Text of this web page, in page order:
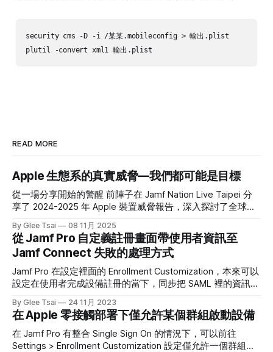
security cms -D -i /某某.mobileconfig > 輸出.plist
plutil -convert xml1 輸出.plist
READ MORE
Apple 生態系的真實威脅—我們都可能是目標
從一場分享開始的警醒 前陣子在 Jamf Nation Live Taipei 分
享了 2024-2025 年 Apple 裝置威脅報告，深入探討了全球
有一種根深蒂固的信心—拿著 Mac 或 iPhone，就像拿到了數
位世界的「免死金牌」。說實話，Apple 在軟硬體整合上的安
全設計確實領先業界，這不是誇大其詞。但也正因為這份信
心，我開始想更深入地了解真實情況。 從 Jamf Security 360
報告開始，我觀察了全球情報機構（如 Citizen Lab、Google
TAG、Kaspersky）揭露的真實案例。那時我才意識到一個有
點殘酷的事實，也正好對應了同事最常對我說的那句話：
Apple 設備並非堅不可摧，使用者自身往往才是最大的弱點。
為什麼 Apple
By Glee Tsai 08 11月 2025
從 Jamf Pro 自定義註冊畫面帶使用者資訊至
Jamf Connect 失敗的處理方式
Jamf Pro 在設定裡面的 Enrollment Customization，本來可以
設定在使用者完成設備註冊的當下，同步把 SAML 裡的資訊帶
還需要登入的步驟。但在撰文的當下，Jamf Pro 11.1 仍在這個
功能上有問題，在跟 Jamf Support Team 了解後，大概能用
一種 Workaround 來解決，只是要特別留意以下事情： 1. 在
Jamf Pro 裡的 Enrollment Customization 不要再打勾 Enable
By Glee Tsai 24 11月 2023
在 Apple 零接觸部署下僅允許某個群組啟動設備
在 Jamf Pro 有整合 Single Sign On 的情況下，可以前往
Settings > Enrollment Customization 設定僅允許一個群組中